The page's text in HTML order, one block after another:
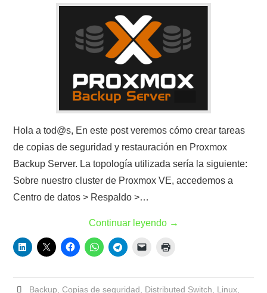
Hola a tod@s, En este post veremos cómo crear tareas
de copias de seguridad y restauración en Proxmox
Backup Server. La topología utilizada sería la siguiente:
Sobre nuestro cluster de Proxmox VE, accedemos a
Centro de datos > Respaldo >…
Continuar leyendo →
Backup Copias de seguridad Distributed Switch Linux,